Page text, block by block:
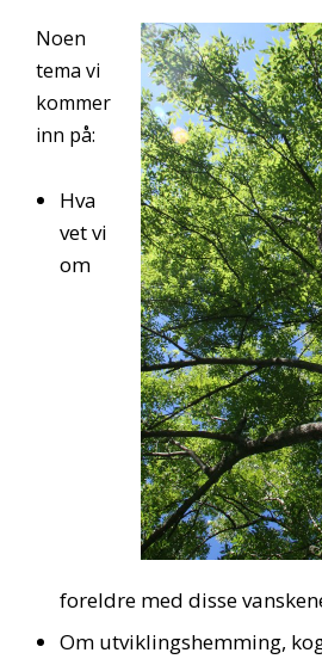
Noen
tema vi
kommer
inn på:
Hva
vet vi
om
foreldre med disse
Om utviklingshemming,